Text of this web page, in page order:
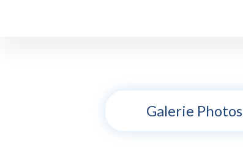
Galerie Photos